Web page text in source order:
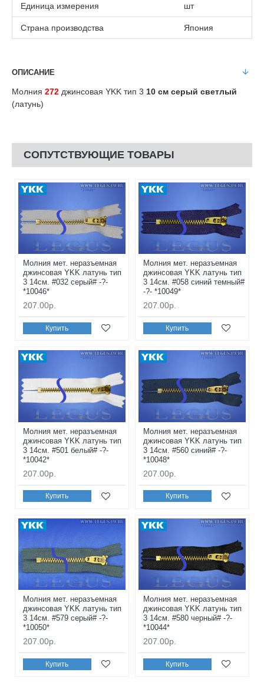
Единица измерения шт
Страна производства Япония
ОПИСАНИЕ
Молния 272 джинсовая YKK тип 3 10 см серый светлый
(латунь)
СОПУТСТВУЮЩИЕ ТОВАРЫ
Молния мет. неразъемная
джинсовая YKK латунь тип
3 14см. #032 серый# -?-
*10046*
207.00р.
Купить
Молния мет. неразъемная
джинсовая YKK латунь тип
3 14см. #058 синий темный#
-?- *10049*
207.00р.
Купить
Молния мет. неразъемная
джинсовая YKK латунь тип
3 14см. #501 белый# -?-
*10042*
207.00р.
Купить
Молния мет. неразъемная
джинсовая YKK латунь тип
3 14см. #560 синий# -?-
*10048*
207.00р.
Купить
Молния мет. неразъемная
джинсовая YKK латунь тип
3 14см. #579 серый# -?-
*10050*
207.00р.
Купить
Молния мет. неразъемная
джинсовая YKK латунь тип
3 14см. #580 черный# -?-
*10044*
207.00р.
Купить